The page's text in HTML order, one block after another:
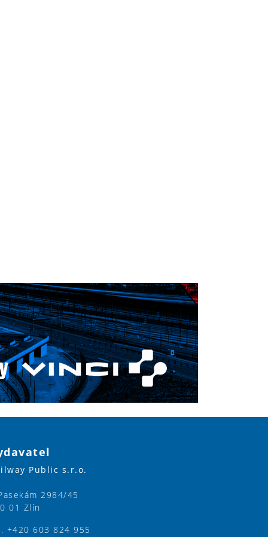
Public s.r.o.
2984/45
01 Zlín
+420 603 824 955